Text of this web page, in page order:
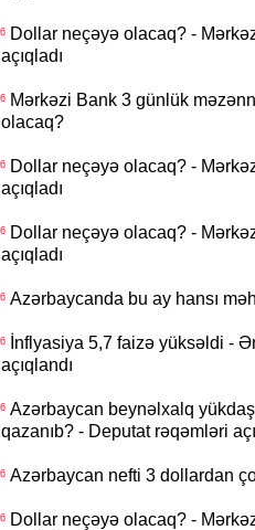
Dollar neçəyə olacaq? -
açıqladı
Mərkəzi Bank 3 günlük
olacaq?
Dollar neçəyə olacaq? -
açıqladı
Dollar neçəyə olacaq? -
açıqladı
Azərbaycanda bu ay hansı
İnflyasiya 5,7 faizə yüksəldi -
açıqlandı
Azərbaycan beynəlxalq
qazanıb? - Deputat rəqəmləri
Azərbaycan nefti 3 dollardan
Dollar neçəyə olacaq? -